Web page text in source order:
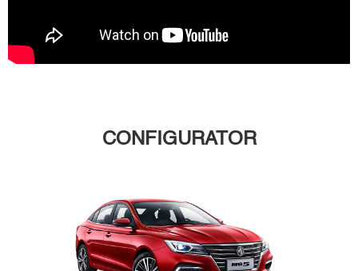
CONFIGURATOR